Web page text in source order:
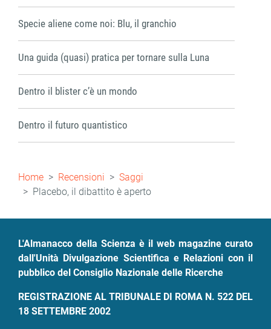
Specie aliene come noi: Blu, il granchio
Una guida (quasi) pratica per tornare sulla Luna
Dentro il blister c’è un mondo
Dentro il futuro quantistico
Briciole
di
pane
Home Recensioni
Saggi
Placebo, il dibattito è aperto
L'Almanacco della Scienza è il web magazine curato
dall'Unità Divulgazione Scientifica e Relazioni con il
pubblico del Consiglio Nazionale delle Ricerche
REGISTRAZIONE AL TRIBUNALE DI ROMA N. 522 DEL
18 SETTEMBRE 2002